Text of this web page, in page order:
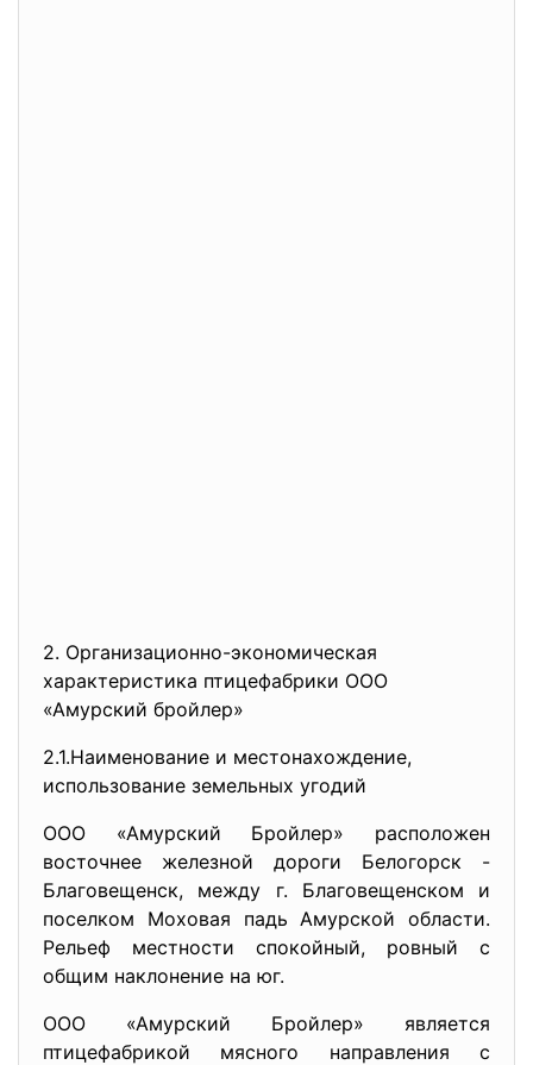
2. Организационно-экономическая
характеристика птицефабрики ООО
«Амурский бройлер»
2.1.Наименование и местонахождение,
использование земельных угодий
ООО «Амурский Бройлер» расположен
восточнее железной дороги Белогорск -
Благовещенск, между г. Благовещенском и
поселком Моховая падь Амурской области.
Рельеф местности спокойный, ровный с
общим наклонение на юг.
ООО «Амурский Бройлер» является
птицефабрикой мясного направления с